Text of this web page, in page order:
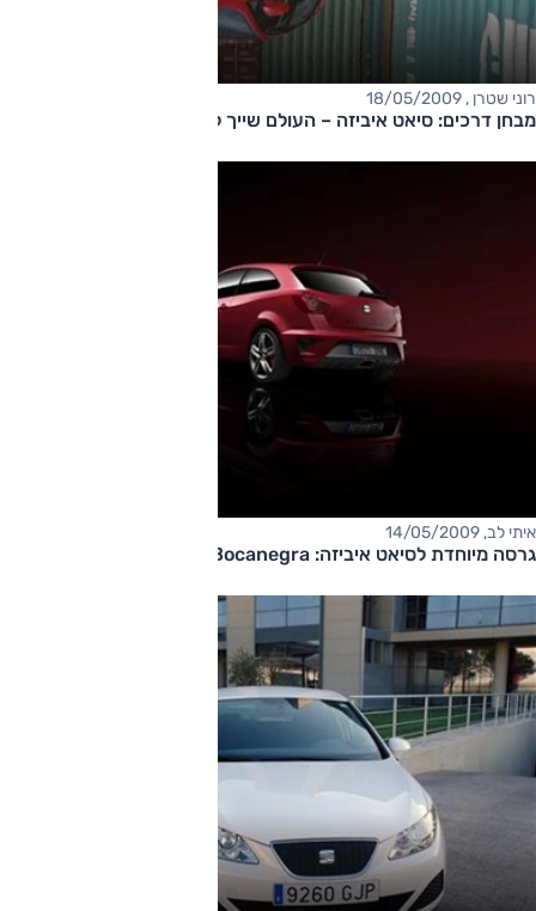
רוני שטרן , 18/05/2009
מבחן דרכים: סיאט איביזה – העולם שייך לצעירים
איתי לב, 14/05/2009
גרסה מיוחדת לסיאט איביזה: Bocanegra